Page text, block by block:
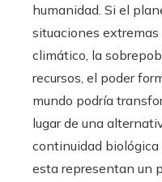
humanidad. Si el
situaciones
climático, la
recursos, el poder
mundo podría
lugar de una
continuidad biológica
esta representan un